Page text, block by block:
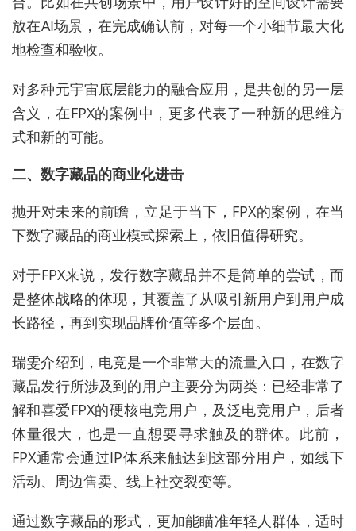
放在AI场景，在完成确认前，对每一个小细节最大化
地检查和验收。
对多种元宇宙底层能力的融合应用，是共创的另一层
含义，在FPX的案例中，更多代表了一种新的思维方
式和新的可能。
二、数字藏品的商业化进击
抛开对未来的前瞻，立足于当下，FPX的案例，在当
下数字藏品的商业模式探索上，依旧值得研究。
对于FPX来说，发行数字藏品并不是简单的尝试，而
是整体战略的体现，其覆盖了从吸引新用户到用户成
长路径，再到实现品牌价值等多个层面。
瑞雯介绍到，电竞是一个非常大的流量入口，在数字
藏品发行所涉及到的用户主要分为两类：已经非常了
解和喜爱FPX的硬核电竞用户，及泛电竞用户，后者
体量很大，也是一直想要寻求触及的群体。此前，
FPX通常会通过IP体系来触达到这部分用户，如线下
活动、周边售卖、线上社交裂变等。
通过数字藏品的形式，更加能瞄准年轻人群体，适时